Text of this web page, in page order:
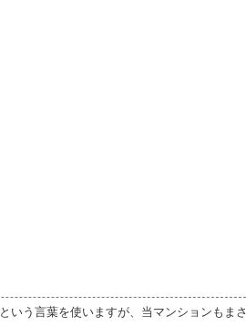
いう言葉を使いますが、当マンションもまさ